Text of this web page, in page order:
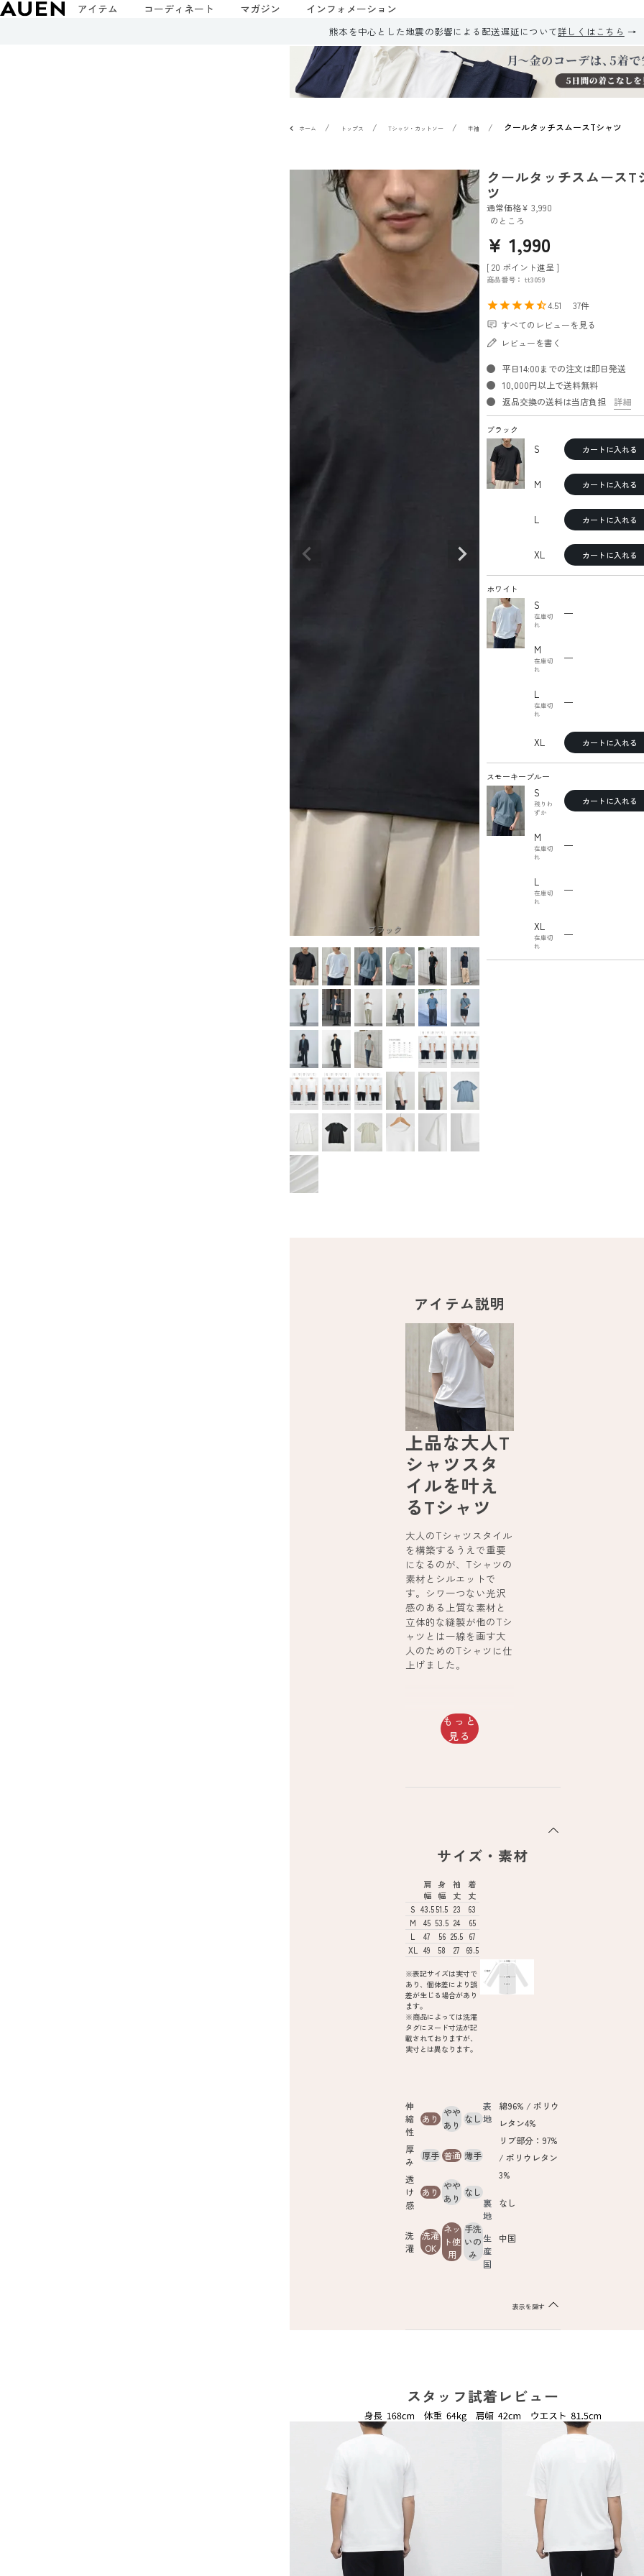
アイテム コーディネート マガジン インフォメーション
熊本を中心とした地震の影響による配送遅延について詳しくはこちら
ホーム トップス Tシャツ・カットソー 半袖 クールタッチスムースTシャツ
ブラック
クールタッチスムースT
ツ
通常価格¥ 3,990
のところ
¥ 1,990
[ 20 ポイント進呈 ]
商品番号 tt3059
4.51
37
すべてのレビューを見る
レビューを書く
平日14:00までの注文は即日発送
10,000円以上で送料無料
返品交換の送料は当店負担
詳細
ブラック
S カートに入れる
M カートに入れる
L カートに入れる
XL カートに入れる
ホワイト
S
在庫切
れ
—
M
在庫切
れ
—
L
在庫切
れ
—
XL カートに入れる
スモーキーブルー
S
残りわ
ずか
カートに入れる
M
在庫切
れ
—
L
在庫切
れ
—
XL
在庫切
れ
—
アイテム説明
上品な大人T
シャツスタ
イルを叶え
るTシャツ
大人のTシャツスタイル
を構築するうえで重要
になるのが、Tシャツの
素材とシルエットで
す。シワ一つない光沢
感のある上質な素材と
立体的な縫製が他のTシ
ャツとは一線を画す大
人のためのTシャツに仕
上げました。
もっと
見る
サイズ・素材
肩
幅
身
幅
袖
丈
着
丈
S 43.551.5 23
63
M
45 53.5 24
65
L
47 56 25.5 67
XL 49 58 27 69.5
※表記サイズは実寸で
あり、個体差により誤
差が生じる場合があり
ます。
※商品によっては洗濯
タグにヌード寸法が記
載されておりますが、
実寸とは異なります。
伸
縮
性
あり
やや
あり
なし
厚
み
厚手 普通 薄手
透
け
感
あり
やや
あり
なし
洗
濯
洗濯
OK
ネッ
ト使
用
手洗
いの
み
表
地
綿96% / ポリウ
レタン4%
リブ部分：97%
/ ポリウレタン
3%
裏
地
なし
生
産
国
中国
表示を隠す
スタッフ試着レビュー